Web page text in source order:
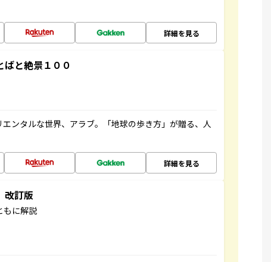
詳細を見る
と絶景１００
ンタルな世界、アラブ。「地球の歩き方」が贈る、人
詳細を見る
訂版
もに解説